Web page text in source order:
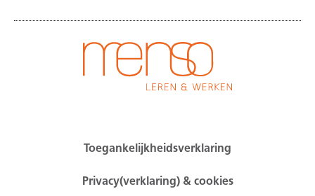
Toegankelijkheidsverklaring
Privacy(verklaring) & cookies